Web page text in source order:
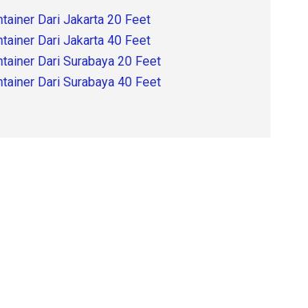
Dari Jakarta 20 Feet
Dari Jakarta 40 Feet
Dari Surabaya 20 Feet
Dari Surabaya 40 Feet